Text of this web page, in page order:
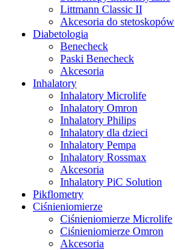
Littmann Classic II
Akcesoria do stetoskopów
Diabetologia
Benecheck
Paski Benecheck
Akcesoria
Inhalatory
Inhalatory Microlife
Inhalatory Omron
Inhalatory Philips
Inhalatory dla dzieci
Inhalatory Pempa
Inhalatory Rossmax
Akcesoria
Inhalatory PiC Solution
Pikflometry
Ciśnieniomierze
Ciśnieniomierze Microlife
Ciśnieniomierze Omron
Akcesoria